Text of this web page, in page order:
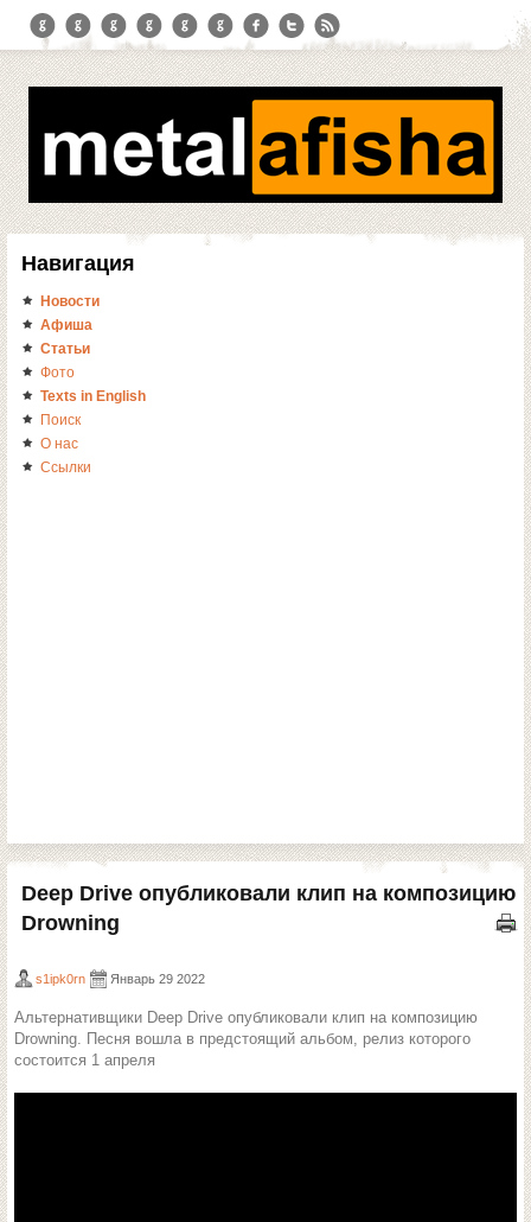
Навигация
Новости
Афиша
Статьи
Фото
Texts in English
Поиск
О нас
Ссылки
Deep Drive опубликовали клип на композицию
Drowning
s1ipk0rn Январь 29 2022
Альтернативщики Deep Drive опубликовали клип на композицию
Drowning. Песня вошла в предстоящий альбом, релиз которого
состоится 1 апреля